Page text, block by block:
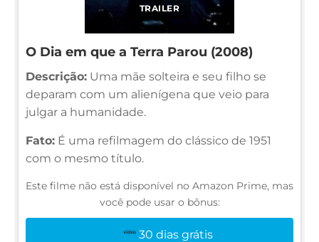
TRAILER
O Dia em que a Terra Parou (2008)
Descrição: Uma mãe solteira e seu filho se
deparam com um alienígena que veio para
julgar a humanidade.
Fato: É uma refilmagem do clássico de 1951
com o mesmo título.
Este filme não está disponível no Amazon Prime, mas
você pode usar o bônus:
30 dias grátis